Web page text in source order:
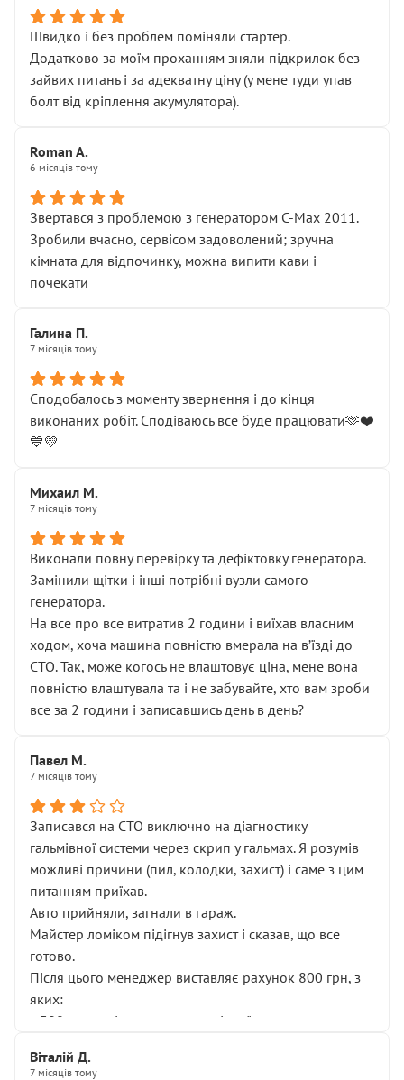
Швидко і без проблем поміняли стартер.
Додатково за моїм проханням зняли підкрилок без
зайвих питань і за адекватну ціну (у мене туди упав
болт від кріплення акумулятора).
Roman A.
6 місяців тому
Звертався з проблемою з генератором C-Max 2011.
Зробили вчасно, сервісом задоволений; зручна
кімната для відпочинку, можна випити кави і
почекати
Галина П.
7 місяців тому
Сподобалось з моменту звернення і до кінця
виконаних робіт. Сподіваюсь все буде працювати🫶❤️
💙💛
Михаил М.
7 місяців тому
Виконали повну перевірку та дефіктовку генератора.
Замінили щітки і інші потрібні вузли самого
генератора.
На все про все витратив 2 години і виїхав власним
ходом, хоча машина повністю вмерала на вʼїзді до
СТО. Так, може когось не влаштовує ціна, мене вона
повністю влаштувала та і не забувайте, хто вам зроби
все за 2 години і записавшись день в день?
Павел М.
7 місяців тому
Записався на СТО виключно на діагностику
гальмівної системи через скрип у гальмах. Я розумів
можливі причини (пил, колодки, захист) і саме з цим
питанням приїхав.
Авто прийняли, загнали в гараж.
Майстер ломіком підігнув захист і сказав, що все
готово.
Після цього менеджер виставляє рахунок 800 грн, з
яких:
• 300 грн — діагностика гальмівної системи
НЕ погоджував
Віталій Д.
7 місяців тому